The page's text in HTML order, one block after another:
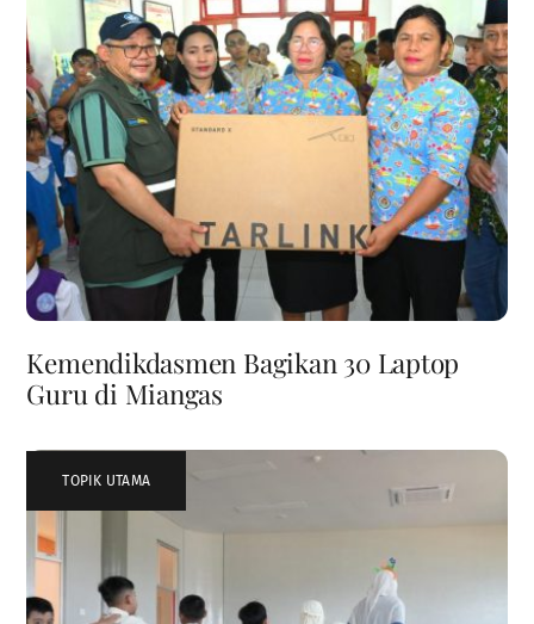
Kemendikdasmen Bagikan 30 Laptop
Guru di Miangas
TOPIK UTAMA